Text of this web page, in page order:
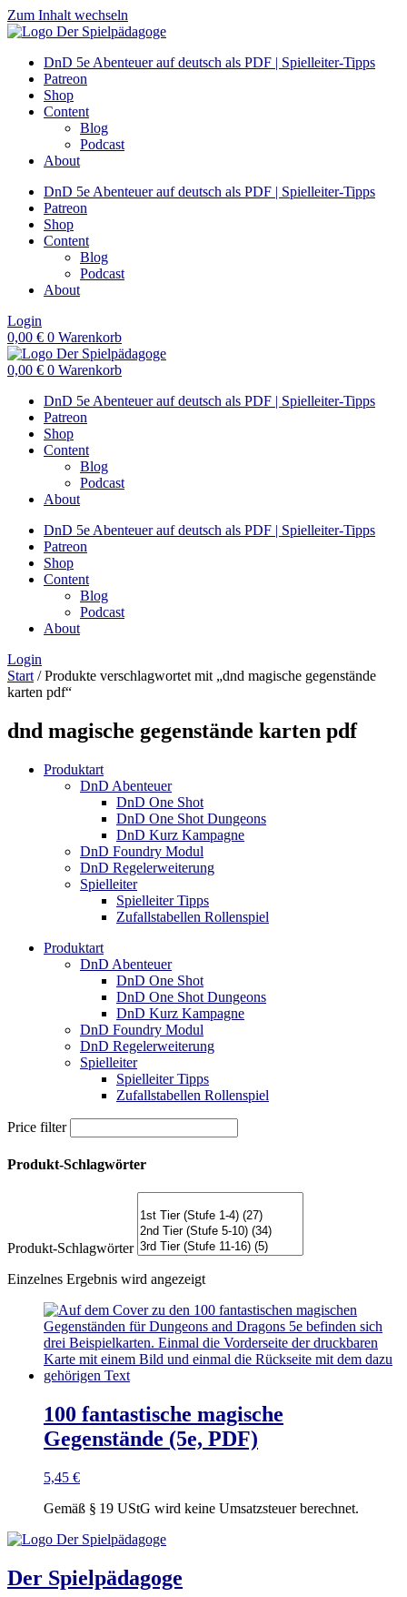
Zum Inhalt wechseln
DnD 5e Abenteuer auf deutsch als PDF | Spielleiter-Tipps
Patreon
Shop
Content
Blog
Podcast
About
DnD 5e Abenteuer auf deutsch als PDF | Spielleiter-Tipps
Patreon
Shop
Content
Blog
Podcast
About
Login
0,00 € 0 Warenkorb
0,00 € 0 Warenkorb
DnD 5e Abenteuer auf deutsch als PDF | Spielleiter-Tipps
Patreon
Shop
Content
Blog
Podcast
About
DnD 5e Abenteuer auf deutsch als PDF | Spielleiter-Tipps
Patreon
Shop
Content
Blog
Podcast
About
Login
Start / Produkte verschlagwortet mit „dnd magische gegenstände
karten pdf“
dnd magische gegenstände karten pdf
Produktart
DnD Abenteuer
DnD One Shot
DnD One Shot Dungeons
DnD Kurz Kampagne
DnD Foundry Modul
DnD Regelerweiterung
Spielleiter
Spielleiter Tipps
Zufallstabellen Rollenspiel
Produktart
DnD Abenteuer
DnD One Shot
DnD One Shot Dungeons
DnD Kurz Kampagne
DnD Foundry Modul
DnD Regelerweiterung
Spielleiter
Spielleiter Tipps
Zufallstabellen Rollenspiel
Price filter
Produkt-Schlagwörter
Produkt-Schlagwörter
Einzelnes Ergebnis wird angezeigt
100 fantastische magische
Gegenstände (5e, PDF)
5,45 €
Gemäß § 19 UStG wird keine Umsatzsteuer berechnet.
Der Spielpädagoge